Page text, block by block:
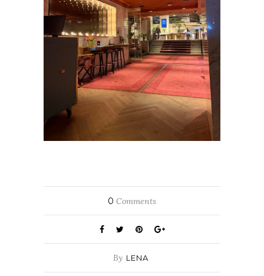
0 Comments
By LENA